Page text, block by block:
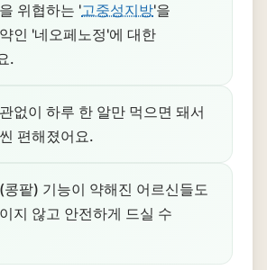
위협하는 '고중성지방'을
인 '네오페노정'에 대한
.
없이 하루 한 알만 먹으면 돼서
편해졌어요.
콩팥) 기능이 약해진 어르신들도
지 않고 안전하게 드실 수